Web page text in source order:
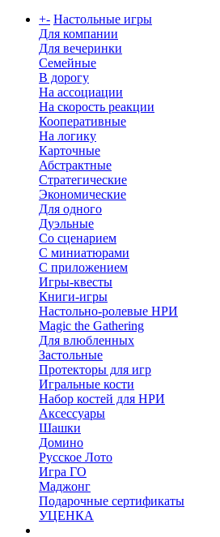
+- Настольные игры
Для компании
Для вечеринки
Семейные
В дорогу
На ассоциации
На скорость реакции
Кооперативные
На логику
Карточные
Абстрактные
Стратегические
Экономические
Для одного
Дуэльные
Со сценарием
С миниатюрами
С приложением
Игры-квесты
Книги-игры
Настольно-ролевые НРИ
Magic the Gathering
Для влюбленных
Застольные
Протекторы для игр
Игральные кости
Набор костей для НРИ
Аксессуары
Шашки
Домино
Русское Лото
Игра ГО
Маджонг
Подарочные сертификаты
УЦЕНКА